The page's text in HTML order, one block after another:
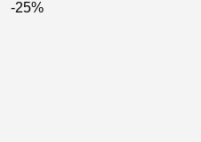
-25%